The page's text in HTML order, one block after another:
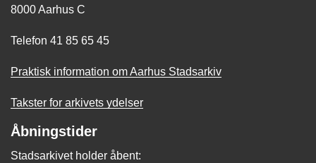
8000 Aarhus C
Telefon 41 85 65 45
Praktisk information om Aarhus Stadsarkiv
Takster for arkivets ydelser
Åbningstider
Stadsarkivet holder åbent: